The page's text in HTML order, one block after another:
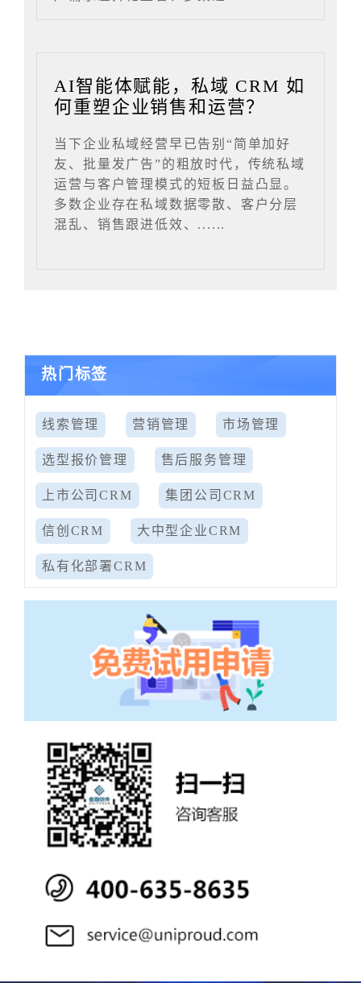
AI智能体赋能，私域 CRM 如
何重塑企业销售和运营？
当下企业私域经营早已告别“简单加好
友、批量发广告”的粗放时代，传统私域
运营与客户管理模式的短板日益凸显。
多数企业存在私域数据零散、客户分层
混乱、销售跟进低效、......
热门标签
线索管理 营销管理 市场管理
选型报价管理 售后服务管理
上市公司CRM 集团公司CRM
信创CRM 大中型企业CRM
私有化部署CRM